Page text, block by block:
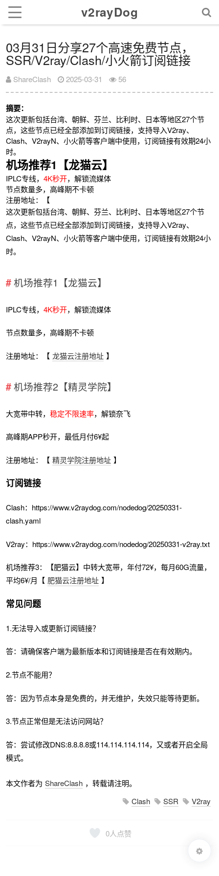
v2rayDog
03月31日分享27个高速免费节点，
SSR/V2ray/Clash/小火箭订阅链接
ShareClash 2025-03-31 56
摘要：
这次更新包括台湾、朝鲜、芬兰、比利时、日本等地区27个节
点，这些节点已经全部添加到订阅链接，支持导入V2ray、
Clash、V2rayN、小火箭等客户端中使用，订阅链接有效期24小
时。
机场推荐1【龙猫云】
IPLC专线，4K秒开，解锁流媒体
节点数量多，高峰期不卡顿
注册地址：【
这次更新包括台湾、朝鲜、芬兰、比利时、日本等地区27个节
点，这些节点已经全部添加到订阅链接，支持导入V2ray、
Clash、V2rayN、小火箭等客户端中使用，订阅链接有效期24小
时。
机场推荐1【龙猫云】
IPLC专线，4K秒开，解锁流媒体
节点数量多，高峰期不卡顿
注册地址：【 龙猫云注册地址 】
机场推荐2【精灵学院】
大宽带中转，稳定不限速率，解锁奈飞
高峰期APP秒开，最低月付6¥起
注册地址：【 精灵学院注册地址 】
订阅链接
Clash：https://www.v2raydog.com/nodedog/20250331-
clash.yaml
V2ray：https://www.v2raydog.com/nodedog/20250331-v2ray.txt
机场推荐3：【肥猫云】中转大宽带，年付72¥，每月60G流量，
平均6¥/月【 肥猫云注册地址 】
常见问题
1.无法导入或更新订阅链接？
答：请确保客户端为最新版本和订阅链接是否在有效期内。
2.节点不能用？
答：因为节点本身是免费的，并无维护，失效只能等待更新。
3.节点正常但是无法访问网站？
答：尝试修改DNS:8.8.8.8或114.114.114.114，又或者开启全局
模式。
本文作者为 ShareClash ，转载请注明。
Clash
SSR V2ray
0人点赞